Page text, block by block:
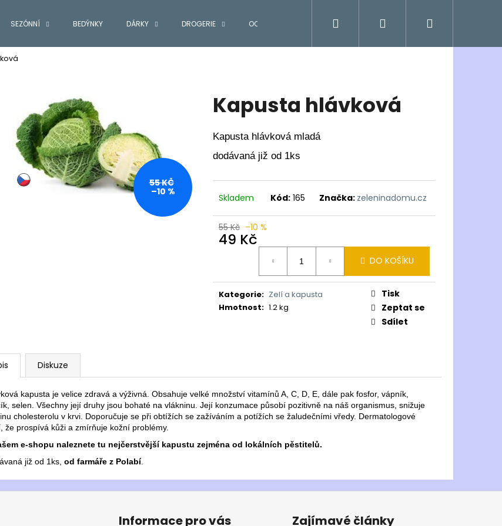
SEZÓNNÍ BEDÝNKY DÁRKY DROGERIE OCENĚNÉ Přihlášení
Kapusta hlávková
Kapusta hlávková mladá
dodávaná již od 1ks
Skladem Kód: 165 Značka: zeleninadomu.cz
55 Kč –10 %
49 Kč
DO KOŠÍKU
Kategorie: Zelí a kapusta
Hmotnost: 1.2 kg
Tisk
Zeptat se
Sdílet
55 KČ
–10 %
Diskuze
kapusta je velice zdravá a výživná. Obsahuje velké množství vitamínů A, C, D, E, dále pak fosfor, vápník,
selen. Všechny její druhy jsou bohaté na vlákninu. Její konzumace působí pozitivně na náš organismus, snižuje
cholesterolu v krvi. Doporučuje se při obtížích se zažíváním a potížích se žaludečními vředy. Dermatologové
že prospívá kůži a zmírňuje kožní problémy.
e-shopu naleznete tu nejčerstvější kapustu zejména od lokálních pěstitelů.
již od 1ks, od farmáře z Polabí.
potřebujete najít?
Doporučujeme
Informace pro vás Zajímavé články